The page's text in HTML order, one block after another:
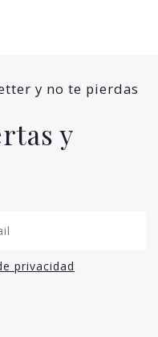
y no te pierdas
y
privacidad